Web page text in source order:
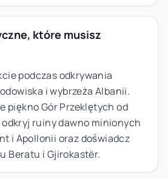
które musisz
podczas odkrywania
i wybrzeża Albanii.
piękno Gór Przeklętych od
ruiny dawno minionych
i Apollonii oraz doświadcz
Beratu i Gjirokastër.